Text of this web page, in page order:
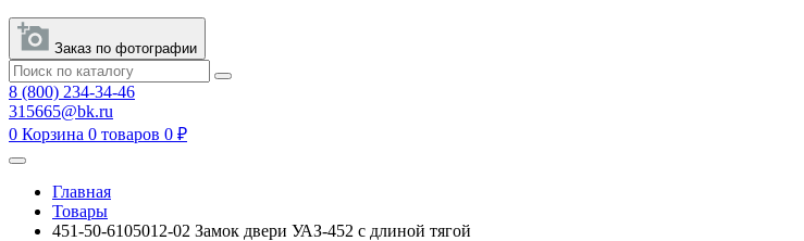
Заказ по фотографии
8 (800) 234-34-46
315665@bk.ru
0 Корзина 0 товаров 0 ₽
Главная
Товары
451-50-6105012-02 Замок двери УАЗ-452 с длиной тягой